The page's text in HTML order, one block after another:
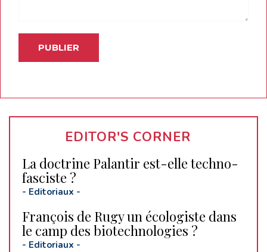
EDITOR'S CORNER
La doctrine Palantir est-elle techno-
fasciste ?
- Editoriaux -
François de Rugy un écologiste dans
le camp des biotechnologies ?
- Editoriaux -